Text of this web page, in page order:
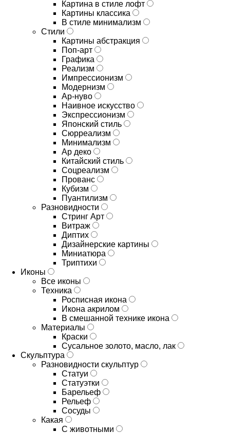
Картина в стиле лофт
Картины классика
В стиле минимализм
Стили
Картины абстракция
Поп-арт
Графика
Реализм
Импрессионизм
Модернизм
Ар-нуво
Наивное искусство
Экспрессионизм
Японский стиль
Сюрреализм
Минимализм
Ар деко
Китайский стиль
Соцреализм
Прованс
Кубизм
Пуантилизм
Разновидности
Стринг Арт
Витраж
Диптих
Дизайнерские картины
Миниатюра
Триптихи
Иконы
Все иконы
Техника
Росписная икона
Икона акрилом
В смешанной технике икона
Материалы
Краски
Сусальное золото, масло, лак
Скульптура
Разновидности скульптур
Статуи
Статуэтки
Барельеф
Рельеф
Сосуды
Какая
С животными